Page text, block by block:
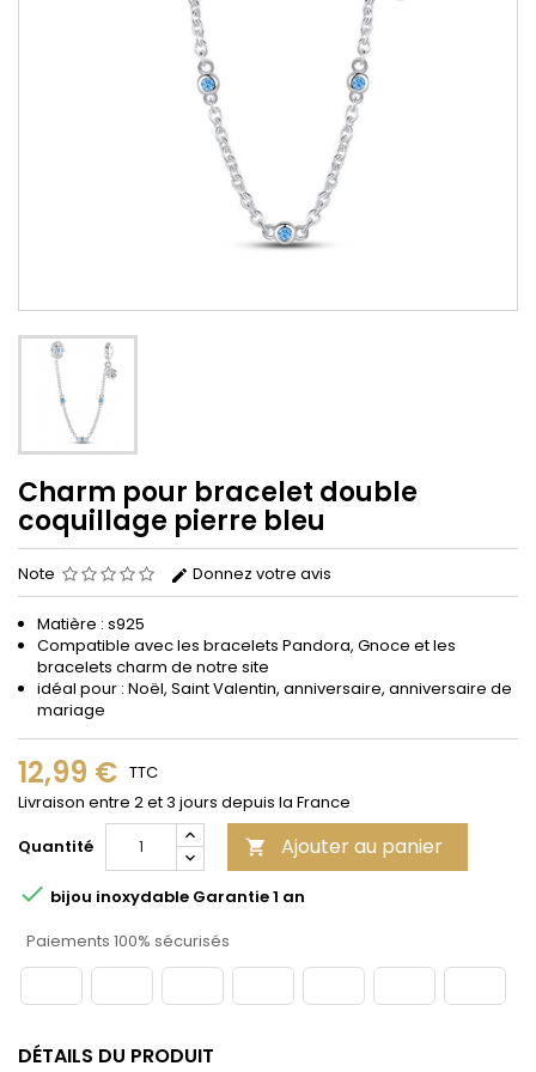
Charm pour bracelet double
coquillage pierre bleu
Note Donnez votre avis
Matière : s925
Compatible avec les bracelets Pandora, Gnoce et les
bracelets charm de notre site
idéal pour : Noël, Saint Valentin, anniversaire, anniversaire de
mariage
12,99 € TTC
Livraison entre 2 et 3 jours depuis la France
Quantité
 Ajouter au panier
 bijou inoxydable Garantie 1 an
Paiements 100% sécurisés
DÉTAILS DU PRODUIT